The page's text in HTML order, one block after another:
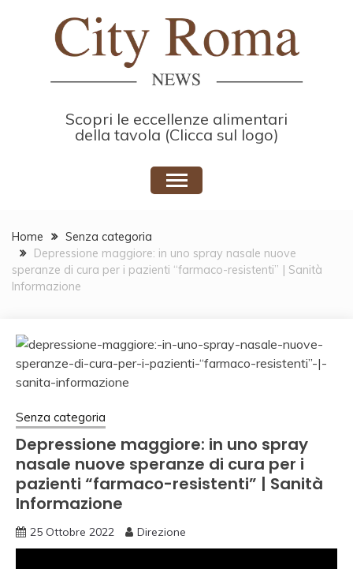
Scopri le eccellenze alimentari
della tavola (Clicca sul logo)
Home
Senza categoria
Depressione maggiore: in uno spray nasale nuove
speranze di cura per i pazienti “farmaco-resistenti” | Sanità
Informazione
Senza categoria
Depressione maggiore: in uno spray
nasale nuove speranze di cura per i
pazienti “farmaco-resistenti” | Sanità
Informazione
25 Ottobre 2022 Direzione